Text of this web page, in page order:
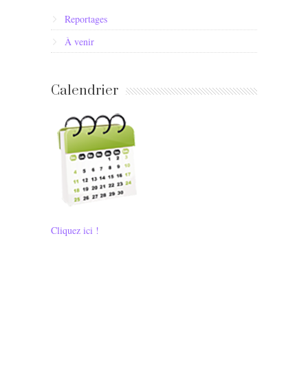
Reportages
À venir
Calendrier
Cliquez ici !